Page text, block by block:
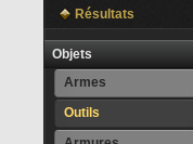
Résultats
Objets
Armes
Outils